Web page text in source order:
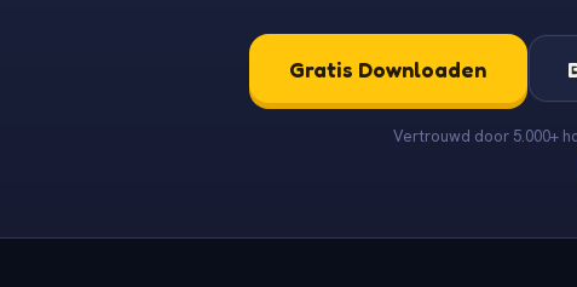
Gratis Downloaden
Vertrouwd door 5.000+